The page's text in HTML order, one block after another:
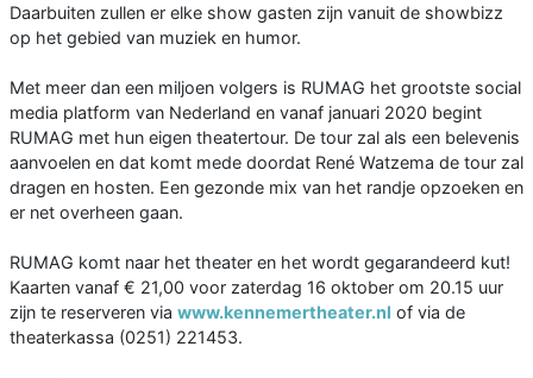
Daarbuiten zullen er elke show gasten zijn vanuit de showbizz
op het gebied van muziek en humor.
Met meer dan een miljoen volgers is RUMAG het grootste social
media platform van Nederland en vanaf januari 2020 begint
RUMAG met hun eigen theatertour. De tour zal als een belevenis
aanvoelen en dat komt mede doordat René Watzema de tour zal
dragen en hosten. Een gezonde mix van het randje opzoeken en
er net overheen gaan.
RUMAG komt naar het theater en het wordt gegarandeerd kut!
Kaarten vanaf € 21,00 voor zaterdag 16 oktober om 20.15 uur
zijn te reserveren via www.kennemertheater.nl of via de
theaterkassa (0251) 221453.